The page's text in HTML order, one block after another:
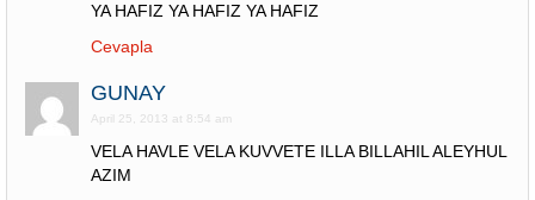
YA HAFIZ YA HAFIZ YA HAFIZ
Cevapla
GUNAY
April 25, 2013 at 8:54 am
VELA HAVLE VELA KUVVETE ILLA BILLAHIL ALEYHUL
AZIM